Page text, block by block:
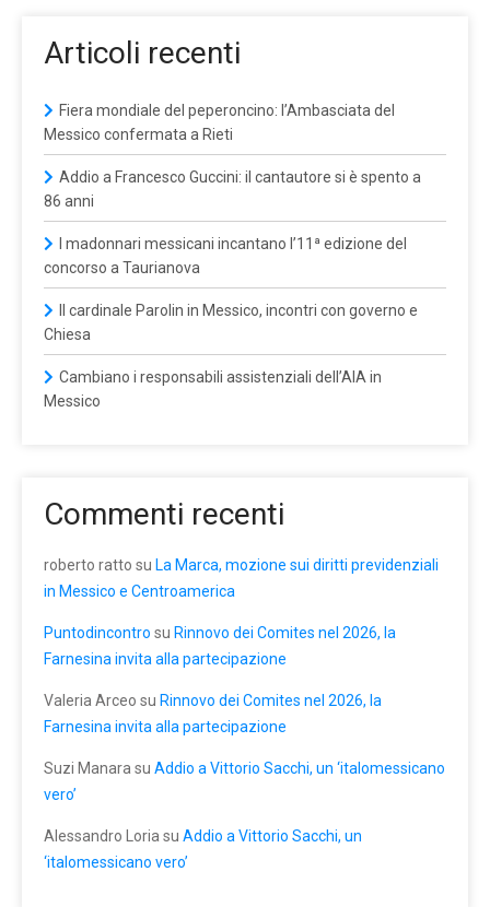
Articoli recenti
Fiera mondiale del peperoncino: l’Ambasciata del
Messico confermata a Rieti
Addio a Francesco Guccini: il cantautore si è spento a
86 anni
I madonnari messicani incantano l’11ª edizione del
concorso a Taurianova
Il cardinale Parolin in Messico, incontri con governo e
Chiesa
Cambiano i responsabili assistenziali dell’AIA in
Messico
Commenti recenti
roberto ratto su La Marca, mozione sui diritti previdenziali
in Messico e Centroamerica
Puntodincontro su Rinnovo dei Comites nel 2026, la
Farnesina invita alla partecipazione
Valeria Arceo su Rinnovo dei Comites nel 2026, la
Farnesina invita alla partecipazione
Suzi Manara su Addio a Vittorio Sacchi, un ‘italomessicano
vero’
Alessandro Loria su Addio a Vittorio Sacchi, un
‘italomessicano vero’